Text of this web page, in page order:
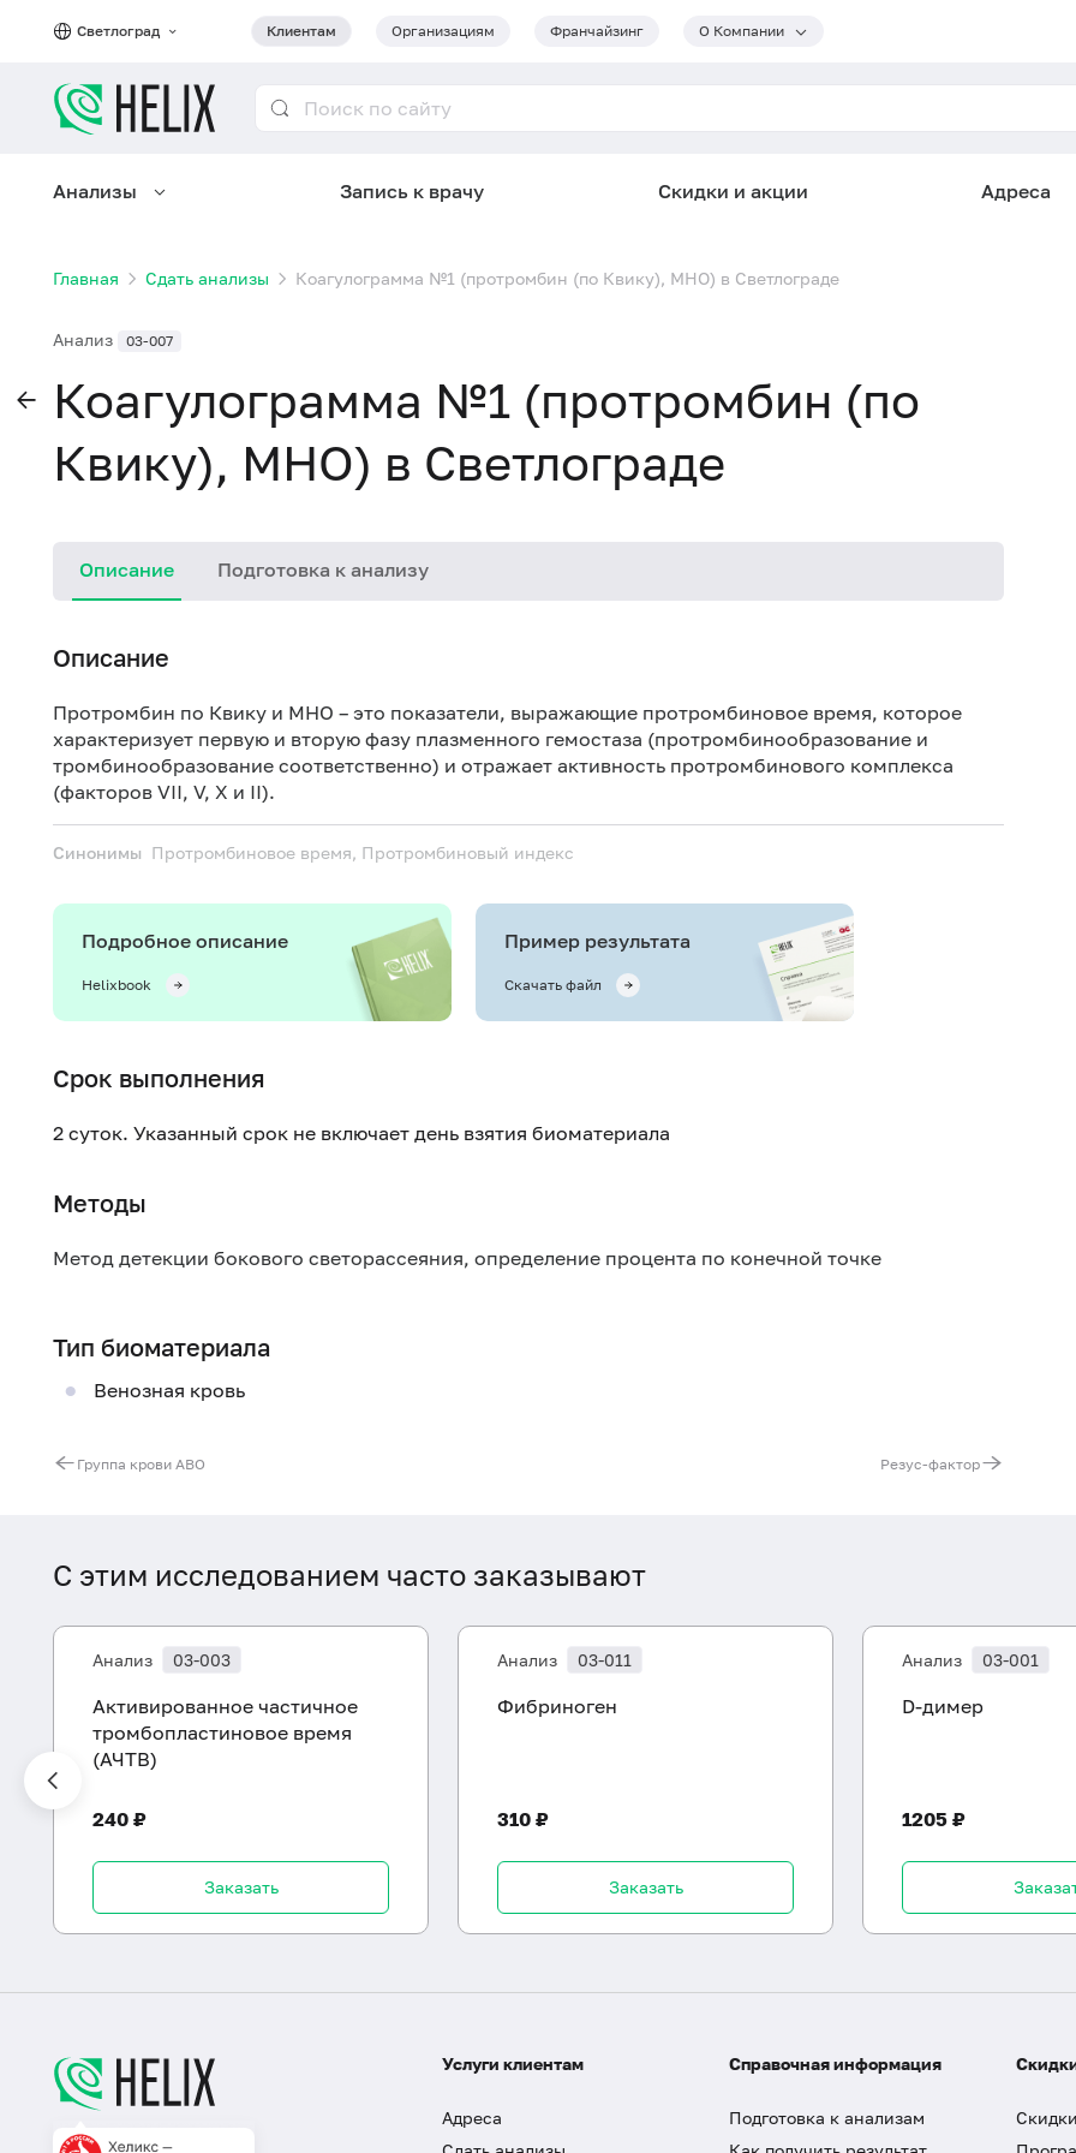
Светлоград Клиентам Организациям Франчайзинг О Компании
Анализы Запись к врачу Скидки и акции Адреса
Главная Сдать анализы Коагулограмма №1 (протромбин (по Квику), МНО) в Светлограде
Анализ 03-007
Коагулограмма №1 (протромбин (по
Квику), МНО) в Светлограде
Описание Подготовка к анализу
Описание
Протромбин по Квику и МНО – это показатели, выражающие протромбиновое время, которое
характеризует первую и вторую фазу плазменного гемостаза (протромбинообразование и
тромбинообразование соответственно) и отражает активность протромбиново­го комплекса
(факторов VII, V, X и II).
Синонимы Протромбиновое время, Протромбиновый индекс
Подробное описание
Helixbook
Пример результата
Скачать файл
Срок выполнения
2 суток. Указанный срок не включает день взятия биоматериала
Методы
Метод детекции бокового светорассеяния, определение процента по конечной точке
Тип биоматериала
Венозная кровь
Группа крови ABO Резус-фактор
С этим исследованием часто заказывают
Анализ 03-003
Активированное частичное
тромбопластиновое время
(АЧТВ)
240 ₽
Заказать
Анализ 03-011
Фибриноген
310 ₽
Заказать
Анализ 03-001
D-димер
1205 ₽
Услуги клиентам
Адреса
Справочная информация
Подготовка к анализам